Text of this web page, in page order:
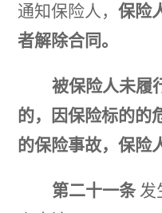
通知保险人，保险
者解除合同。
被保险人未履
的，因保险标的的
的保险事故，保险
第二十一条 发